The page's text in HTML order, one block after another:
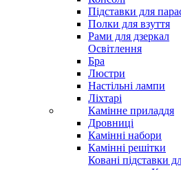
Підставки для
Полки для взуття
Рами для дзеркал
Освітлення
Бра
Люстри
Настільні лампи
Ліхтарі
Камінне приладдя
Дровниці
Камінні набори
Камінні решітки
Ковані підставки